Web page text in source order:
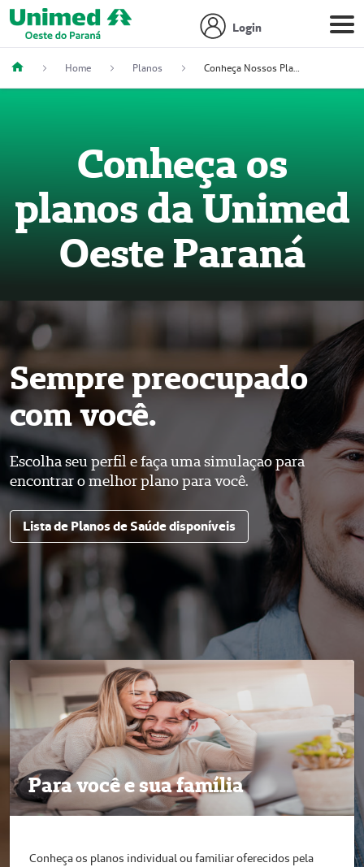
Login
Home Planos Conheça Nossos Planos
Conheça os
planos da Unimed
Oeste Paraná
Sempre preocupado
com você.
Escolha seu perfil e faça uma simulaçao para
encontrar o melhor plano para você.
Lista de Planos de Saúde disponíveis
Para você e sua família
Conheça os planos individual ou familiar oferecidos pela